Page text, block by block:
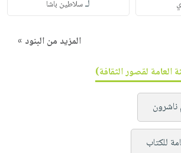
لـسلاطين باشا
المزيد من البنود »
العامة لقصور الثقافة)
ناشرون
للكتاب